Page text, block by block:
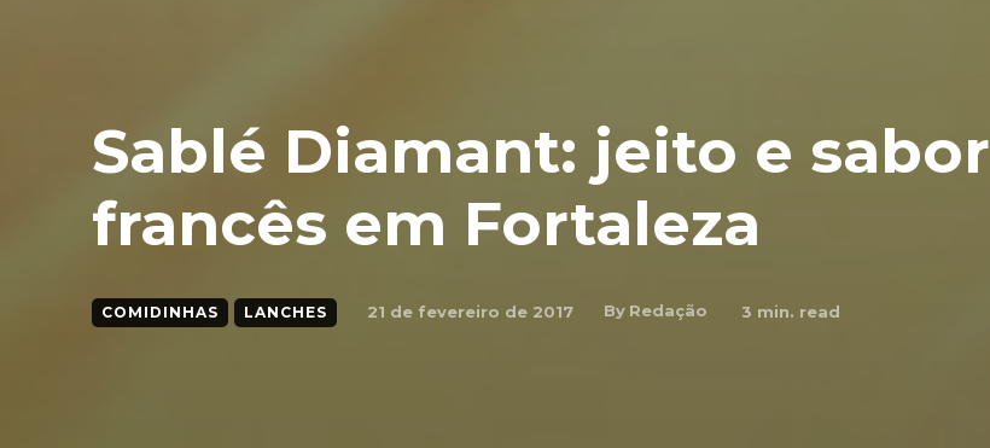
Sablé Diamant: jeito e sabor
francês em Fortaleza
COMIDINHAS LANCHES 21 de fevereiro de 2017 By Redação 3 min. read